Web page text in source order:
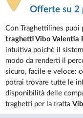
Offerte su 2
Con Traghettilines puoi
traghetti Vibo Valentia
intuitiva poichè il
modo da renderti il
sicuro, facile e veloce:
potrai trovare tutte le
disponibilità delle
traghetti per la tratta